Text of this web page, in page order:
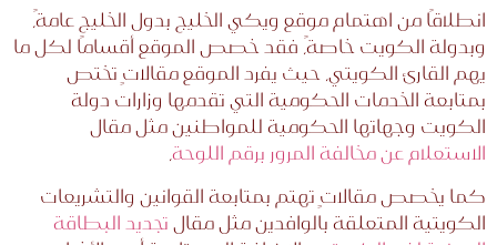
انطلاقًا من اهتمام موقع ويكي الخليج بدول الخليج عامةً،
وبدولة الكويت خاصةً، فقد خصص الموقع أقسامًا لكل ما
يهم القارئ الكويتي، حيث يفرد الموقع مقالاتٍ تختص
بمتابعة الخدمات الحكومية التي تقدمها وزارات دولة
الكويت وجهاتها الحكومية للمواطنين مثل مقال
الاستعلامعنمخالفةالمروربرقماللوحة،
كما يخصص مقالاتٍ تهتم بمتابعة القوانين والتشريعات
الكويتية المتعلقة بالوافدين مثل مقالتجديدالبطاقة